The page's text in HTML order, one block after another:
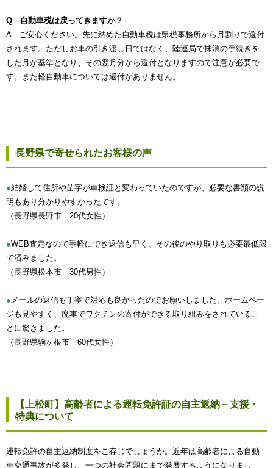
Q 自動車税は戻ってきますか？
A ご安心ください。先に納めた自動車税は県税事務所から月割りで還付
されます。ただしお車の引き渡し日ではなく、陸運局で抹消の手続きを
した月が基準となり、その翌月分から還付となりますので注意が必要で
す。また軽自動車については還付がありません。
長野県で寄せられたお客様の声
●結婚して住所や苗字が車検証と変わっていたのですが、必要な書類の説
明もあり分かりやすかったです。
（長野県長野市 20代女性）
●WEB査定なので手軽にでき返信も早く、その後のやり取りも必要最低限
で済みました。
（長野県松本市 30代男性）
● メールの返信も丁寧で対応も良かったのでお願いしました。ホームペー
ジも見やすく、廃車でワクチンの寄付ができる取り組みをされているこ
とに驚きました。
（長野県駒ヶ根市 60代女性）
【上松町】高齢者による運転免許証の自主返納－支援・
特典について
運転免許の自主返納制度をご存じでしょうか。近年は高齢者による自動
車交通事故が多発し、一つの社会問題にまで発展するようになりまし